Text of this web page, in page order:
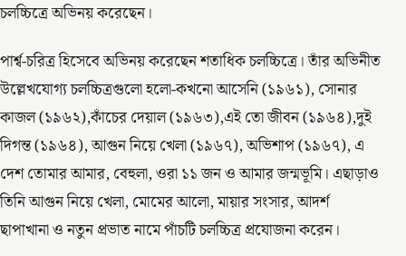
চলচ্চিত্রে অভিনয় করেছেন।
পার্শ্ব-চরিত্র হিসেবে অভিনয় করেছেন শতাধিক চলচ্চিত্রে। তাঁর অভিনীত
উল্লেখযোগ্য চলচ্চিত্রগুলো হলো-কখনো আসেনি (১৯৬১), সোনার
কাজল (১৯৬২),কাঁচের দেয়াল (১৯৬৩),এই তো জীবন (১৯৬৪),দুই
দিগন্ত (১৯৬৪), আগুন নিয়ে খেলা (১৯৬৭), অভিশাপ (১৯৬৭), এ
দেশ তোমার আমার, বেহুলা, ওরা ১১ জন ও আমার জন্মভূমি। এছাড়াও
তিনি আগুন নিয়ে খেলা, মোমের আলো, মায়ার সংসার, আদর্শ
ছাপাখানা ও নতুন প্রভাত নামে পাঁচটি চলচ্চিত্র প্রযোজনা করেন।